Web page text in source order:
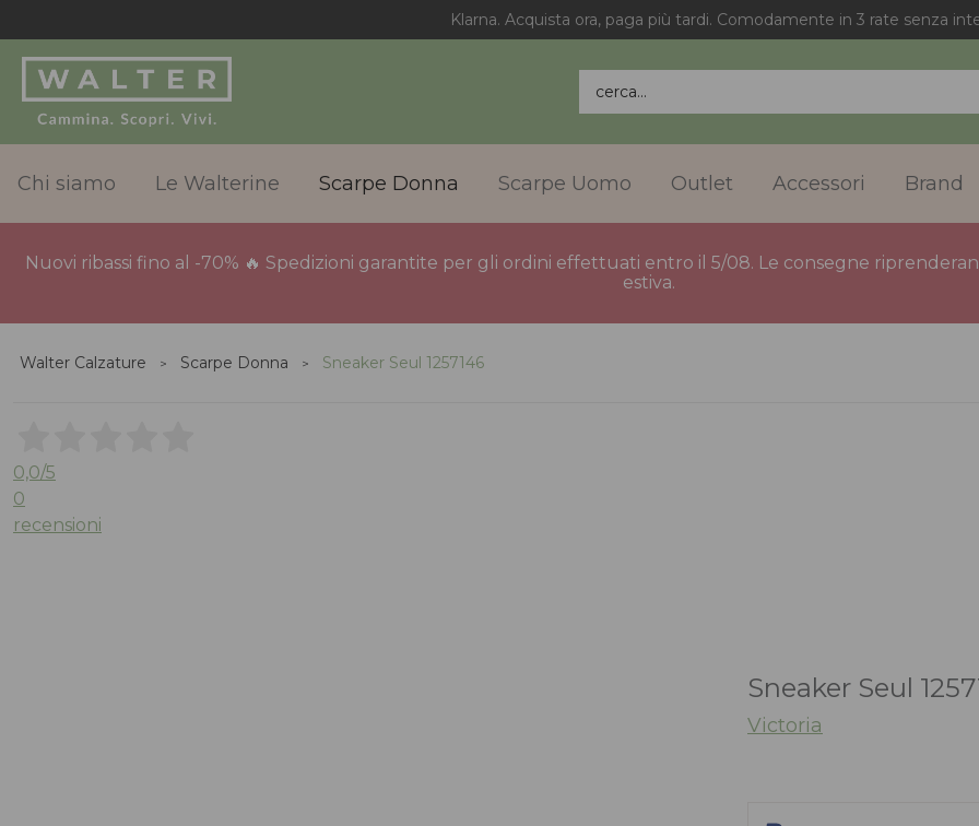
Klarna. Acquista ora, paga più tardi. Comodamente in 3 rate senza
cerca...
Chi siamo Le Walterine Scarpe Donna Scarpe Uomo Outlet Accessori Brand
Nuovi ribassi fino al -70% 🔥 Spedizioni garantite per gli ordini effettuati entro il 5/08. Le consegne
estiva.
Walter Calzature Scarpe Donna Sneaker Seul 1257146
0,0/5
0
recensioni
Sneaker Seul
Victoria